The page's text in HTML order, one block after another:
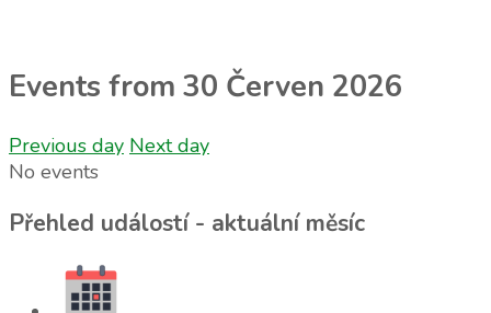
Events from 30 Červen 2026
Previous day Next day
No events
Přehled událostí - aktuální měsíc